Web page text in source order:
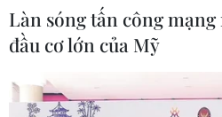
Làn sóng tấn công
đầu cơ lớn của Mỹ